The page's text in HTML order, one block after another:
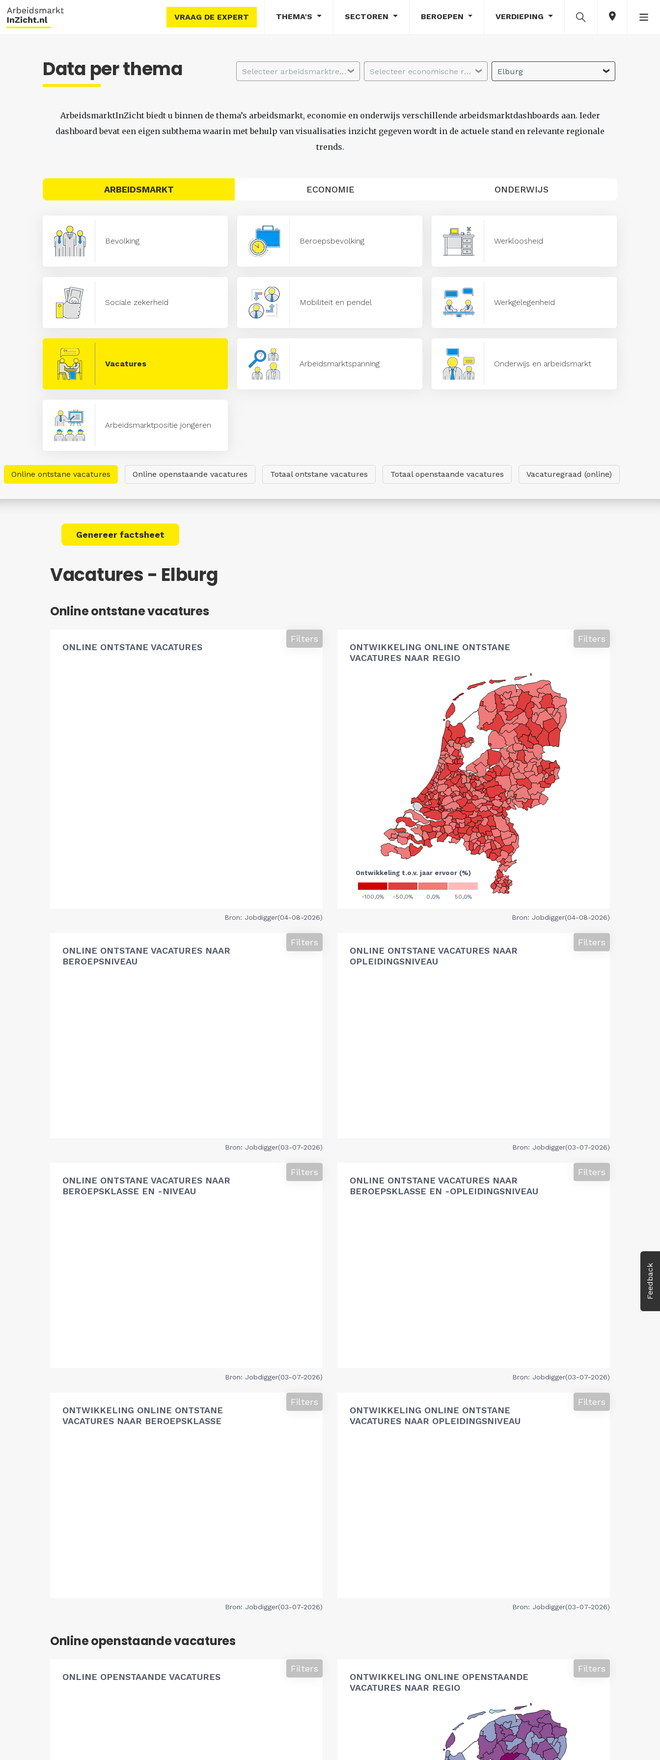
VRAAG DE EXPERT THEMA'S SECTOREN BEROEPEN VERDIEPING
Feedback
Data per thema Selecteer arbeidsmarktregio Selecteer economische regio Elburg
ArbeidsmarktInZicht biedt u binnen de thema’s arbeidsmarkt, economie en onderwijs verschillende arbeidsmarktdashboards aan. Ieder
dashboard bevat een eigen subthema waarin met behulp van visualisaties inzicht gegeven wordt in de actuele stand en relevante regionale
trends.
ARBEIDSMARKT ECONOMIE ONDERWIJS
Bevolking Beroepsbevolking Werkloosheid
Sociale zekerheid Mobiliteit en pendel Werkgelegenheid
Vacatures Arbeidsmarktspanning Onderwijs en arbeidsmarkt
Arbeidsmarktpositie jongeren
Online ontstane vacatures Online openstaande vacatures Totaal ontstane vacatures Totaal openstaande vacatures Vacaturegraad (online)
Genereer factsheet
Vacatures - Elburg
Online ontstane vacatures
ONLINE ONTSTANE VACATURES
Filters
Bron: Jobdigger(04-08-2026)
ONTWIKKELING ONLINE ONTSTANE
VACATURES NAAR REGIO
Filters
Bron: Jobdigger(04-08-2026)
ONLINE ONTSTANE VACATURES NAAR
BEROEPSNIVEAU
Filters
Bron: Jobdigger(03-07-2026)
ONLINE ONTSTANE VACATURES NAAR
OPLEIDINGSNIVEAU
Filters
Bron: Jobdigger(03-07-2026)
ONLINE ONTSTANE VACATURES NAAR
BEROEPSKLASSE EN -NIVEAU
Filters
Bron: Jobdigger(03-07-2026)
ONLINE ONTSTANE VACATURES NAAR
BEROEPSKLASSE EN -OPLEIDINGSNIVEAU
Filters
Bron: Jobdigger(03-07-2026)
ONTWIKKELING ONLINE ONTSTANE
VACATURES NAAR BEROEPSKLASSE
Filters
Bron: Jobdigger(03-07-2026)
ONTWIKKELING ONLINE ONTSTANE
VACATURES NAAR OPLEIDINGSNIVEAU
Filters
Bron: Jobdigger(03-07-2026)
Online openstaande vacatures
ONLINE OPENSTAANDE VACATURES
Filters
ONTWIKKELING ONLINE OPENSTAANDE
VACATURES NAAR REGIO
Filters